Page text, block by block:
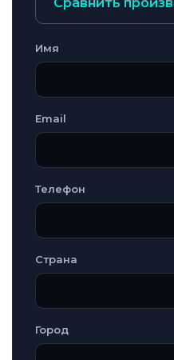
Имя
Email
Телефон
Страна
Город